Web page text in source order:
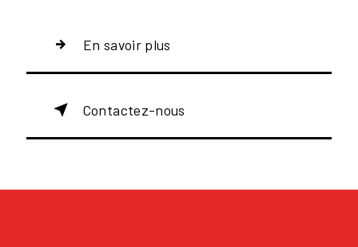
En savoir plus
Contactez-nous